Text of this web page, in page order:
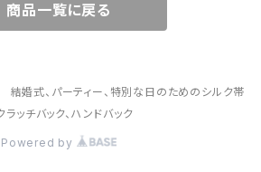
商品一覧に戻る
式、パーティー、特別な日のためのシルク帯
ラッチバック、ハンドバック
Powered by